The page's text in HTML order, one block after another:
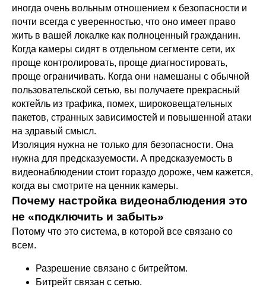
иногда очень вольным отношением к безопасности и
почти всегда с уверенностью, что оно имеет право
жить в вашей локалке как полноценный гражданин.
Когда камеры сидят в отдельном сегменте сети, их
проще контролировать, проще диагностировать,
проще ограничивать. Когда они намешаны с обычной
пользовательской сетью, вы получаете прекрасный
коктейль из трафика, помех, широковещательных
пакетов, странных зависимостей и повышенной атаки
на здравый смысл.
Изоляция нужна не только для безопасности. Она
нужна для предсказуемости. А предсказуемость в
видеонаблюдении стоит гораздо дороже, чем кажется,
когда вы смотрите на ценник камеры.
Почему настройка видеонаблюдения это
не «подключить и забыть»
Потому что это система, в которой все связано со
всем.
Разрешение связано с битрейтом.
Битрейт связан с сетью.